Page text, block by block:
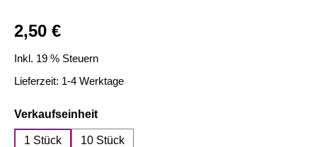
Regulärer Preis:
2,50 €
Inkl. 19 % Steuern
Lieferzeit: 1-4 Werktage
Verkaufseinheitauswählen
1 Stück 10 Stück